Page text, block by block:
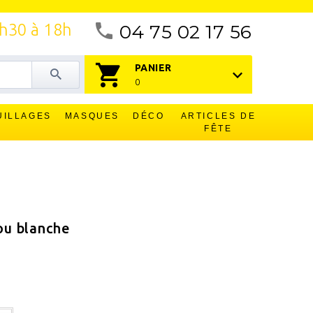
04 75 02 17 56
à 18h
PANIER
0
MASQUES DÉCO
ARTICLES DE
FÊTE
blanche